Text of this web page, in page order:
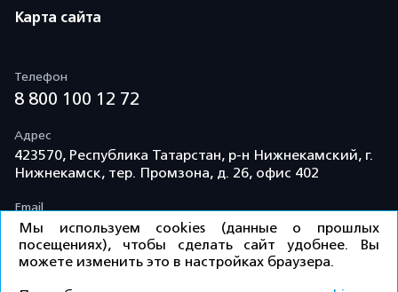
Карта сайта
Телефон
8 800 100 12 72
Адрес
423570, Республика Татарстан, р-н Нижнекамский, г.
Нижнекамск, тер. Промзона, д. 26, офис 402
Email
info@td-kama.com
Мы используем cookies (данные о прошлых
посещениях), чтобы сделать сайт удобнее. Вы
можете изменить это в настройках браузера.